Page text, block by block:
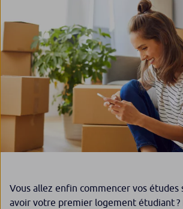
Vous allez enfin commencer vos études
avoir votre premier logement étudiant ?